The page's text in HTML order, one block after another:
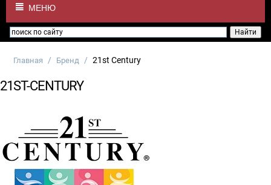
МЕНЮ
Главная / Бренд / 21st Century
21ST-CENTURY